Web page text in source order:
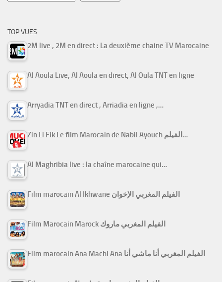
TOP VUES
2M live , 2M en direct : La deuxième chaine TV Marocaine
Al Aoula Live, Al Aoula en direct, Al Oula TNT en ligne
Arryadia TNT en direct , Arriadia en ligne ,…
Zin Li Fik Le film Marocain de Nabil Ayouch الفيلم…
Al Maghribia live : la chaîne marocaine qui…
Film marocain Al Ikhwane الفيلم المغربي الإخوان
Film Marocain Marock الفيلم المغربي ماروك
Film marocain Ana Machi Ana الفيلم المغربي أنا ماشي أنا